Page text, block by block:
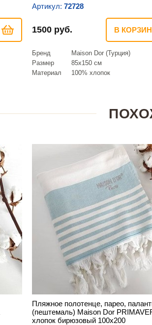
Артикул: 72728
1500 руб. В
Бренд
Maison Dor (Турция)
Размер
85х150 см
Материал
100% хлопок
Пляжное полотенце, парео,
(пештемаль) Maison Dor
хлопок бирюзовый 100х200